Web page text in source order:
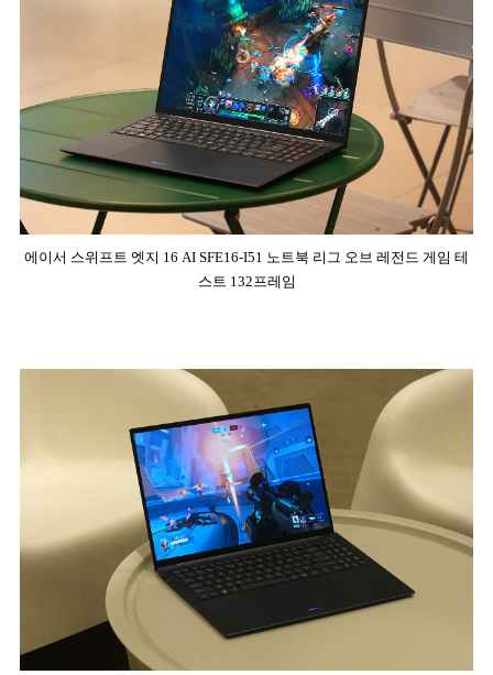
에이서 스위프트 엣지 16 AI SFE16-I51 노트북 리그 오브 레전드 게임 테
스트 132프레임